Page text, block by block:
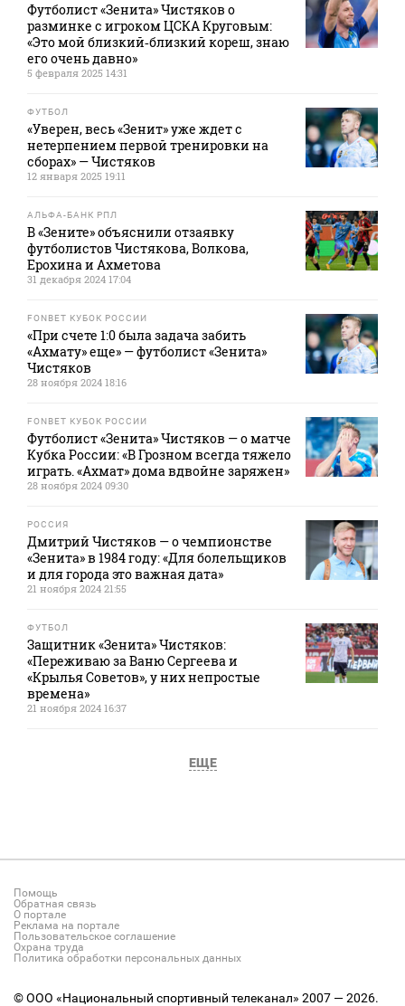
Футболист «Зенита» Чистяков о
разминке с игроком ЦСКА Круговым:
«Это мой близкий‑близкий кореш, знаю
его очень давно»
5 февраля 2025 14:31
ФУТБОЛ
«Уверен, весь «Зенит» уже ждет с
нетерпением первой тренировки на
сборах» — Чистяков
12 января 2025 19:11
АЛЬФА-БАНК РПЛ
В «Зените» объяснили отзаявку
футболистов Чистякова, Волкова,
Ерохина и Ахметова
31 декабря 2024 17:04
FONBET КУБОК РОССИИ
«При счете 1:0 была задача забить
«Ахмату» еще» — футболист «Зенита»
Чистяков
28 ноября 2024 18:16
FONBET КУБОК РОССИИ
Футболист «Зенита» Чистяков — о матче
Кубка России: «В Грозном всегда тяжело
играть. «Ахмат» дома вдвойне заряжен»
28 ноября 2024 09:30
РОССИЯ
Дмитрий Чистяков — о чемпионстве
«Зенита» в 1984 году: «Для болельщиков
и для города это важная дата»
21 ноября 2024 21:55
ФУТБОЛ
Защитник «Зенита» Чистяков:
«Переживаю за Ваню Сергеева и
«Крылья Советов», у них непростые
времена»
21 ноября 2024 16:37
ЕЩЕ
Помощь
Обратная связь
О портале
Реклама на портале
Пользовательское соглашение
Охрана труда
Политика обработки персональных данных
© ООО «Национальный спортивный телеканал» 2007 — 2026.